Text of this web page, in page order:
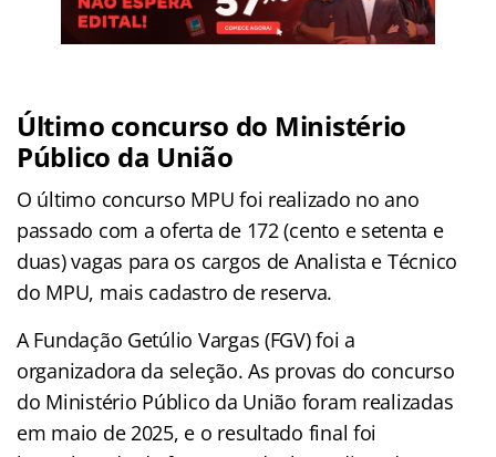
Último concurso do Ministério
Público da União
O último concurso MPU foi realizado no ano
passado com a oferta de 172 (cento e setenta e
duas) vagas para os cargos de Analista e Técnico
do MPU, mais cadastro de reserva.
A Fundação Getúlio Vargas (FGV) foi a
organizadora da seleção. As provas do concurso
do Ministério Público da União foram realizadas
em maio de 2025, e o resultado final foi